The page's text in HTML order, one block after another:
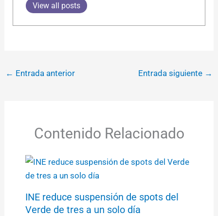
View all posts
← Entrada anterior Entrada siguiente →
Contenido Relacionado
INE reduce suspensión de spots del
Verde de tres a un solo día